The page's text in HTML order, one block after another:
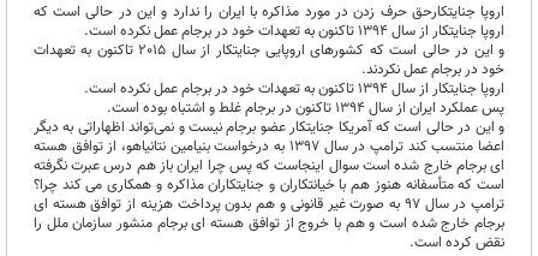
اروپا جنایتکارحق حرف زدن در مورد مذاکره با ایران را ندارد و این در حالی است که
اروپا جنایتکار از سال 1394 تاکنون به تعهدات خود در برجام عمل نکرده است.
و این در حالی است که کشورهای اروپایی جنایتکار از سال 2015 تاکنون به تعهدات
خود در برجام عمل نکردند.
اروپا جنایتکار از سال 1394 تاکنون به تعهدات خود در برجام عمل نکرده است.
پس عملکرد ایران از سال 1394 تاکنون در برجام غلط و اشتباه بوده است.
و این در حالی است که آمریکا جنایتکار عضو برجام نیست و نمی‌تواند اظهاراتی به دیگر
اعضا منتسب کند ترامپ در سال 1397 به درخواست بنیامین نتانیاهو، از توافق هسته
ای برجام خارج شده است سوال اینجاست که پس چرا ایران باز هم درس عبرت نگرفته
است که متأسفانه هنوز هم با خیانتکاران و جنایتکاران مذاکره و همکاری می کند چرا؟
ترامپ در سال 97 به صورت غیر قانونی و هم بدون پرداخت هزینه از توافق هسته ای
برجام خارج شده است و هم با خروج از توافق هسته ای برجام منشور سازمان ملل را
نقض کرده است.